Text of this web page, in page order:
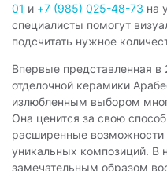
01 и +7 (985) 025-48-73 на
специалисты помогут
подсчитать нужное
Впервые представленная в
отделочной керамики
излюбленным выбором
Она ценится за свою
расширенные возможности
уникальных композиций. В
замечательным образом